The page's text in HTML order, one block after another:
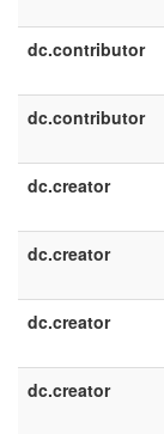
dc.contributor
dc.contributor
dc.creator
dc.creator
dc.creator
dc.creator